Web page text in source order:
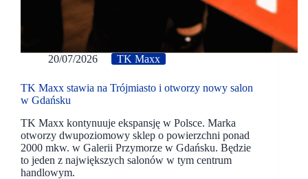
20/07/2026 TK Maxx
TK Maxx stawia na Trójmiasto i otworzy nowy salon
w Gdańsku
TK Maxx kontynuuje ekspansję w Polsce. Marka
otworzy dwupoziomowy sklep o powierzchni ponad
2000 mkw. w Galerii Przymorze w Gdańsku. Będzie
to jeden z największych salonów w tym centrum
handlowym.